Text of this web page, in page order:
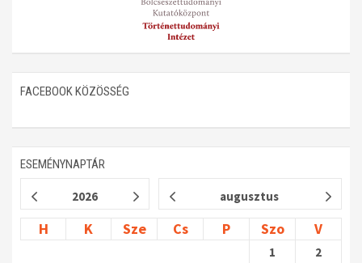
FACEBOOK KÖZÖSSÉG
ESEMÉNYNAPTÁR
2026 augusztus
H K Sze Cs P Szo V
1
2